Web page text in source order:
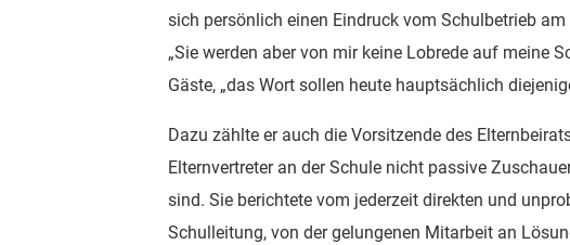
sich persönlich einen Eindruck vom Schulbetrieb
„Sie werden aber von mir keine Lobrede auf meine
Gäste, „das Wort sollen heute hauptsächlich
Dazu zählte er auch die Vorsitzende des
Elternvertreter an der Schule nicht passive
sind. Sie berichtete vom jederzeit direkten und
Schulleitung, von der gelungenen Mitarbeit an